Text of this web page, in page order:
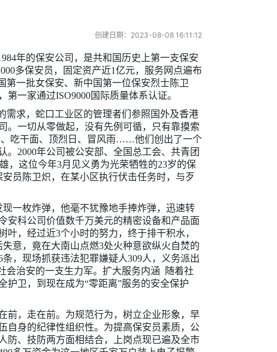
创建日期：2023-08-08 16:11:12
年的保安公司，是共和国历史上第一支保安
多保安员，固定资产近1亿元，服务网点遍布
第一批女保安、新中国第一位保安烈士陈卫
一家通过ISO9000国际质量体系认证。
需求，蛇口工业区的管理者们参照国外及香港
。一切从零做起，没有先例可循，只有靠摸索
、吃干面、顶烈日、冒风雨……他们创出了一个
2000年公司被公安部、全国总工会、共青团
，这位今年3月见义勇为光荣牺牲的23岁的保
员陈卫炽，在某小区执行伏击任务时，与歹
一枚炸弹，他毫不犹豫地手捧炸弹，迅速转
安科公司价值数千万美元的精密设备和产品面
，经过近3个小时的努力，终于排干积水，
意，竟在大南山点燃3处火种意欲纵火自焚的
，现场抓获违法犯罪嫌疑人309人，义务派出
会治安的一支生力军。扩大服务内涵 随着社
护卫，到现在成为“零距离”服务的安全保护
前，走在前。为规范行为，树立企业形象，早
自身的纪律性组织性。为提高保安员素质，公
防、技防两方面相结合，上岗点现已遍及全市